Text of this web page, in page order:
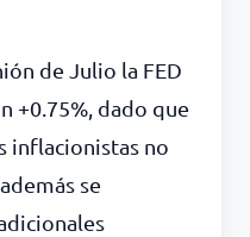
de Julio la FED
+0.75%, dado que
inflacionistas no
se